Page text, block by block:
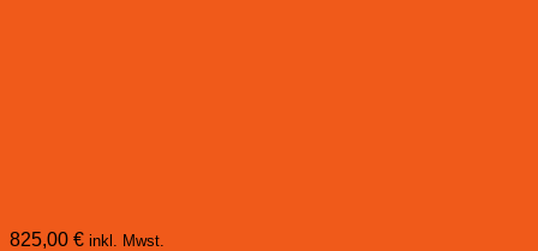
825,00 € inkl. Mwst.